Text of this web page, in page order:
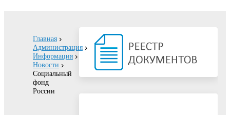
Главная
Администрация
Информация
Новости
Социальный
фонд
России